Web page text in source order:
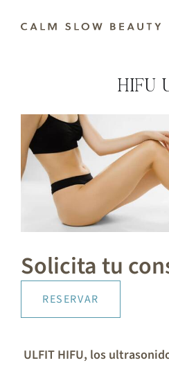
HIFU
Solicita tu
RESERVAR
ULFIT HIFU, los